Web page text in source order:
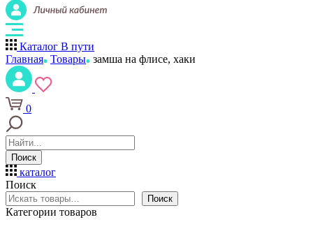
Каталог В пути
Главная Товары замша на флисе, хаки
0
Поиск
каталог
Поиск
Поиск
Категории товаров